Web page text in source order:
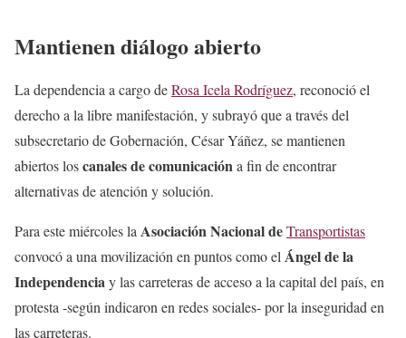
Mantienen diálogo abierto
La dependencia a cargo deRosa Icela Rodríguez, reconoció el
derecho a la libre manifestación, y subrayó que a través del
subsecretario de Gobernación, César Yáñez, se mantienen
abiertos loscanales de comunicación a fin de encontrar
alternativas de atención y solución.
Para este miércoles la Asociación Nacional deTransportistas
convocó a una movilización en puntos como el Ángel de la
Independencia y las carreteras de acceso a la capital del país, en
protesta -según indicaron en redes sociales- por la inseguridad en
las carreteras.